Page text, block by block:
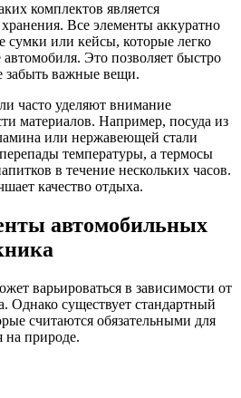
комплектов является
Все элементы аккуратно
сумки или кейсы, которые легко
Это позволяет быстро
забыть важные вещи.
часто уделяют внимание
материалов. Например, посуда из
или нержавеющей стали
температуры, а термосы
в течение нескольких часов.
качество отдыха.
автомобильных
варьироваться в зависимости от
Однако существует стандартный
считаются обязательными для
на природе.